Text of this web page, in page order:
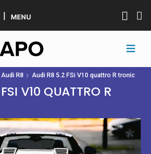
MENU
Audi R8 Audi R8 5.2 FSi V10 quattro R tronic
V10 QUATTRO R